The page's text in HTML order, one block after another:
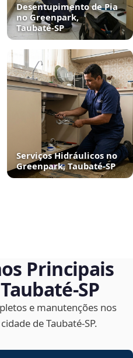
Desentupimento de Pia
no Greenpark,
Taubaté‑SP
Serviços Hidráulicos no
Greenpark, Taubaté‑SP
Principais
e manutenções nos
de Taubaté‑SP.